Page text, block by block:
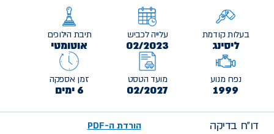
בעלות קודמת
ליסינג
עלייה לכביש
02/2023
תיבת הילוכים
אוטומטי
נפח מנוע
1999
מועד הטסט
02/2027
זמן אספקה
6 ימים
דו״ח בדיקה הורדת ה-PDF